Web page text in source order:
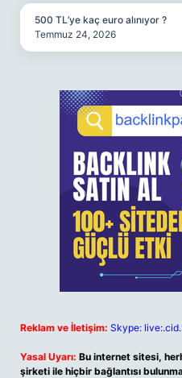
500 TL’ye kaç euro alınıyor ?
Temmuz 24, 2026
Reklam ve İletişim: Skype:
Yasal Uyarı: Bu internet sitesi,
şirketi ile hiçbir bağlantısı